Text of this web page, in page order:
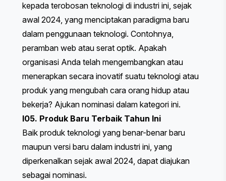
kepada terobosan teknologi di industri ini, sejak
awal 2024, yang menciptakan paradigma baru
dalam penggunaan teknologi. Contohnya,
peramban web atau serat optik. Apakah
organisasi Anda telah mengembangkan atau
menerapkan secara inovatif suatu teknologi atau
produk yang mengubah cara orang hidup atau
bekerja? Ajukan nominasi dalam kategori ini.
I05. Produk Baru Terbaik Tahun Ini
Baik produk teknologi yang benar-benar baru
maupun versi baru dalam industri ini, yang
diperkenalkan sejak awal 2024, dapat diajukan
sebagai nominasi.